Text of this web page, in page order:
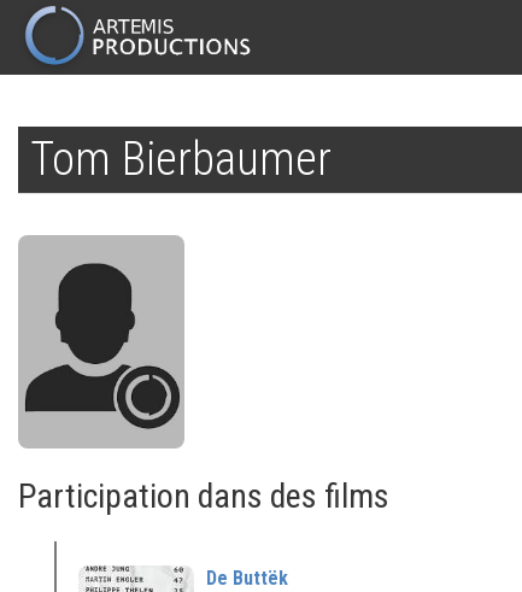
contenu
principal
MAIN
NAVIGATION
Tom Bierbaumer
Participation dans des films
De Buttëk